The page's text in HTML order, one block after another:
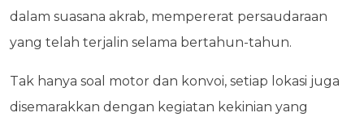
dalam suasana akrab, mempererat persaudaraan
yang telah terjalin selama bertahun-tahun.
Tak hanya soal motor dan konvoi, setiap lokasi juga
disemarakkan dengan kegiatan kekinian yang